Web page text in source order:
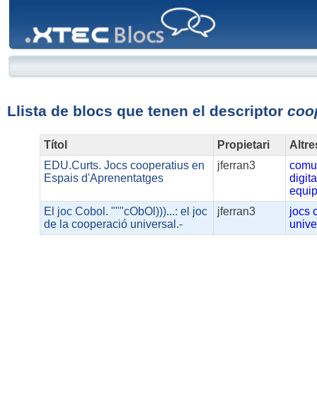
Llista de blocs que tenen el descriptor
Títol Propietari
EDU.Curts. Jocs cooperatius en
Espais d'Aprenentatges
jferran3
El joc Cobol. """cObOl)))...: el joc
de la cooperació universal.-
jferran3 jocs